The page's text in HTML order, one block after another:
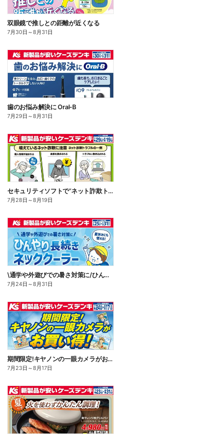
双眼鏡で推しとの距離が近くなる
7月30日 ～8月31日
歯のお悩み解決に Oral-B
7月29日 ～8月31日
セキュリティソフトで“ネット詐欺トラブル”から守る!
7月28日 ～8月19日
\通学や外遊びでの暑さ対策に/ひんやり長続きネッククーラー
7月24日 ～8月31日
期間限定!キヤノンの一眼カメラがお買い得!
7月23日 ～8月17日